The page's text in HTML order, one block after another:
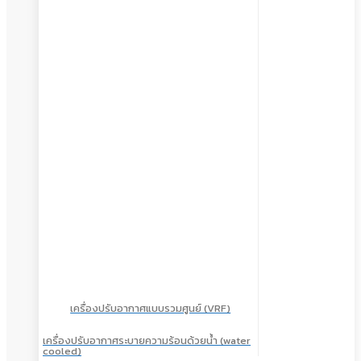
เครื่องปรับอากาศแบบรวมศูนย์ (VRF)
เครื่องปรับอากาศระบายความร้อนด้วยน้ำ (water
cooled)